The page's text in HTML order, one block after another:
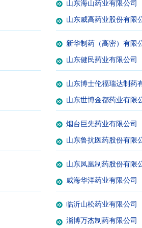
山东海山药业有限公司
山东威高药业股份有限
新华制药（高密）有限
山东健民药业有限公司
山东博士伦福瑞达制药
山东世博金都药业有限
烟台巨先药业有限公司
山东鲁抗医药股份有限
山东凤凰制药股份有限
威海华洋药业有限公司
临沂山松药业有限公司
淄博万杰制药有限公司